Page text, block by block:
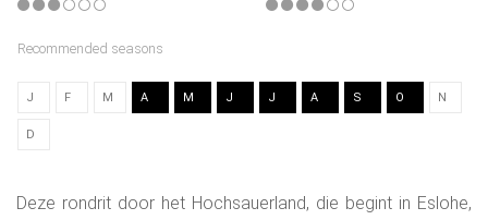
Recommended seasons
J F M A M J J A S O N
D
Deze rondrit door het Hochsauerland, die begint in Eslohe,